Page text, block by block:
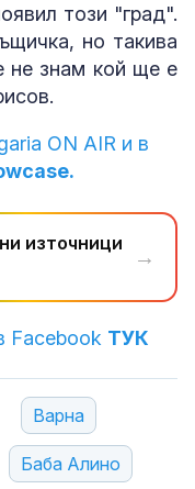
този "град".
но такива
не знам кой ще е
ON AIR и в
източници
→
Facebook ТУК
Варна
Баба Алино